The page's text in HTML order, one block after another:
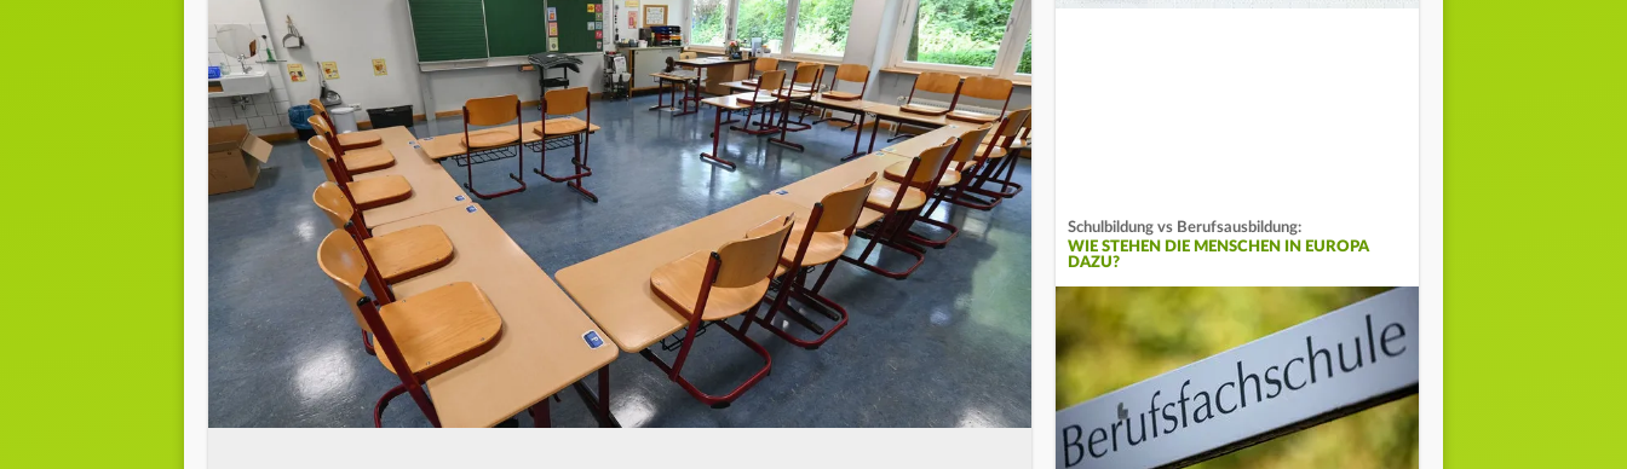
Schulbildung vs Berufsausbildung:
WIE STEHEN DIE MENSCHEN IN EUROPA
DAZU?